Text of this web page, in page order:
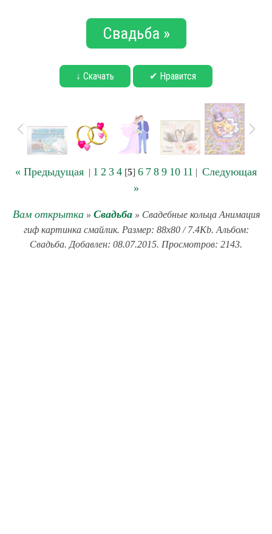
Свадьба »
↓ Скачать ✔ Нравится
« Предыдущая | 1 2 3 4 [5] 6 7 8 9 10 11 | Следующая
»
Вам открытка» Свадьба» Свадебные кольца Анимация
гиф картинка смайлик. Размер: 88x80 / 7.4Kb. Альбом:
Свадьба. Добавлен: 08.07.2015. Просмотров: 2143.